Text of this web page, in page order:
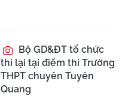
Bộ GD&ĐT tổ chức
thi lại tại điểm thi Trường
THPT chuyên Tuyên
Quang